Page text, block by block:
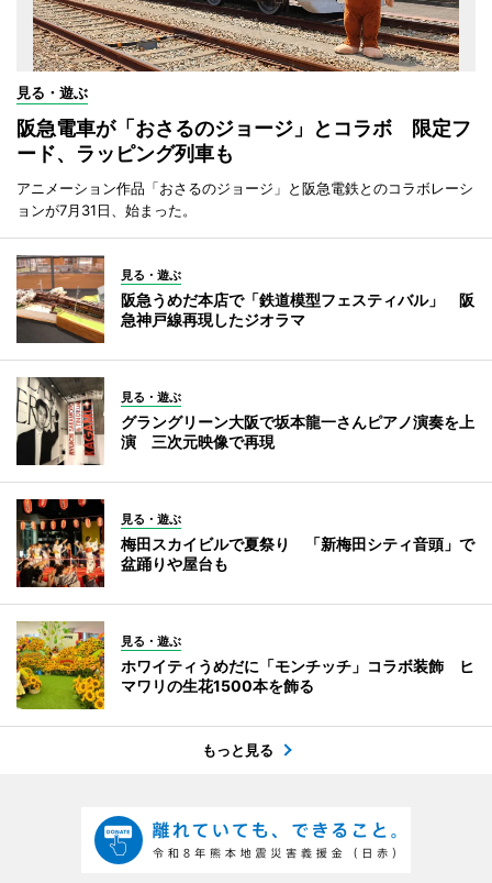
見る・遊ぶ
阪急電車が「おさるのジョージ」とコラボ 限定フ
ード、ラッピング列車も
アニメーション作品「おさるのジョージ」と阪急電鉄とのコラボレーシ
ョンが7月31日、始まった。
見る・遊ぶ
阪急うめだ本店で「鉄道模型フェスティバル」 阪
急神戸線再現したジオラマ
見る・遊ぶ
グラングリーン大阪で坂本龍一さんピアノ演奏を上
演 三次元映像で再現
見る・遊ぶ
梅田スカイビルで夏祭り 「新梅田シティ音頭」で
盆踊りや屋台も
見る・遊ぶ
ホワイティうめだに「モンチッチ」コラボ装飾 ヒ
マワリの生花1500本を飾る
もっと見る